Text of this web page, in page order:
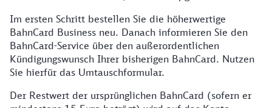
Im ersten Schritt bestellen Sie die höherwertige
BahnCard Business neu. Danach informieren Sie den
BahnCard-Service über den außerordentlichen
Kündigungswunsch Ihrer bisherigen BahnCard. Nutzen
Sie hierfür das Umtauschformular.
Der Restwert der ursprünglichen BahnCard (sofern er